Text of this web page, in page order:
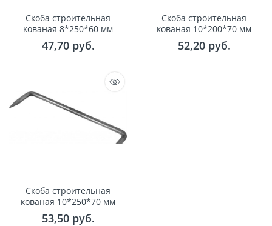
Скоба строительная
кованая 8*250*60 мм
47,70 руб.
Скоба строительная
кованая 10*200*70 мм
52,20 руб.
Скоба строительная
кованая 10*250*70 мм
53,50 руб.